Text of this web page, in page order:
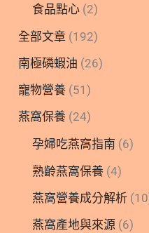
食品點心 (2)
全部文章 (192)
南極磷蝦油 (26)
寵物營養 (51)
燕窩保養 (24)
孕婦吃燕窩指南 (6)
熟齡燕窩保養 (4)
燕窩營養成分解析
燕窩產地與來源 (6)